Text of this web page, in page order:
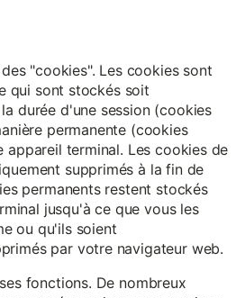
"cookies". Les cookies sont
qui sont stockés soit
durée d'une session (cookies
permanente (cookies
appareil terminal. Les cookies de
supprimés à la fin de
permanents restent stockés
jusqu'à ce que vous les
ou qu'ils soient
par votre navigateur web.
fonctions. De nombreux